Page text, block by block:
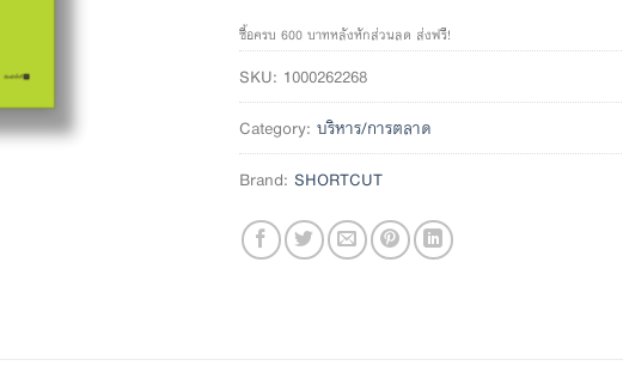
ซื้อครบ 600 บาทหลังหักส่วนลด ส่งฟรี!
SKU: 1000262268
Category: บริหาร/การตลาด
Brand: SHORTCUT